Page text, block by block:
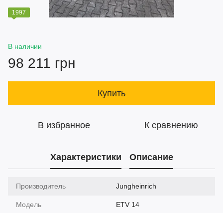
1997
В наличии
98 211 грн
Купить
В избранное К сравнению
Характеристики Описание
Производитель Jungheinrich
Модель ETV 14